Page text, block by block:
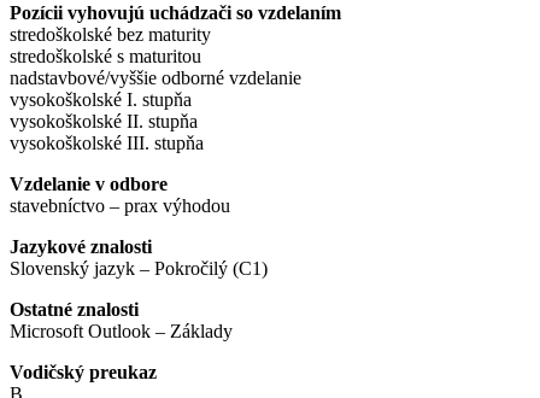
Pozícii vyhovujú uchádzači so vzdelaním
stredoškolské bez maturity
stredoškolské s maturitou
nadstavbové/vyššie odborné vzdelanie
vysokoškolské I. stupňa
vysokoškolské II. stupňa
vysokoškolské III. stupňa
Vzdelanie v odbore
stavebníctvo – prax výhodou
Jazykové znalosti
Slovenský jazyk – Pokročilý (C1)
Ostatné znalosti
Microsoft Outlook – Základy
Vodičský preukaz
B